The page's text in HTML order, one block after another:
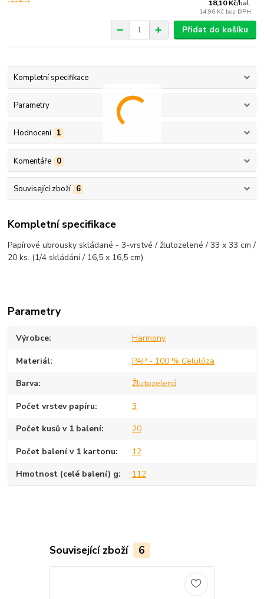
18,10 Kč/bal.
14,96 Kč bez DPH
Přidat do košíku
Kompletní specifikace
Parametry
Hodnocení 1
Komentáře 0
Související zboží 6
Kompletní specifikace
Papírové ubrousky skládané - 3-vrstvé / žlutozelené / 33 x 33 cm /
20 ks. (1/4 skládání / 16,5 x 16,5 cm)
Parametry
Výrobce Harmony
Materiál PAP - 100 % Celulóza
Barva Žlutozelená
Počet vrstev papíru 3
Počet kusů v 1 balení 20
Počet balení v 1 kartonu 12
Hmotnost (celé balení) g 112
Související zboží 6